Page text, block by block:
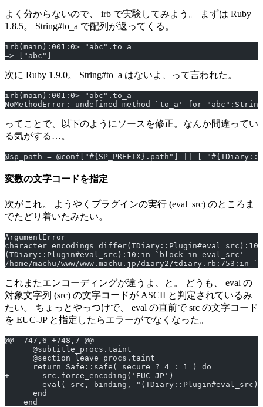
よく分からないので、 irb で実験してみよう。 まずは Ruby
1.8.5。 String#to_a で配列が返ってくる。
irb(main):001:0> "abc".to_a
=> ["abc"]
次に Ruby 1.9.0。 String#to_a はないよ、って言われた。
irb(main):001:0> "abc".to_a
NoMethodError: undefined method `to_a' for "abc":String
ってことで、以下のようにソースを修正。なんか間違ってい
る気がする…。
@sp_path = @conf["#{SP_PREFIX}.path"] || [
変数の文字コードを指定
次がこれ。 ようやくプラグインの実行 (eval_src) のところま
でたどり着いたみたい。
ArgumentError
character encodings
(TDiary::Plugin#eval_src):10:in `block in eval_src'
/home/machu/www/www.machu.jp/diary2/tdiary.rb:753:in
これまたエンコーディングが違うよ、と。 どうも、 eval の
対象文字列 (src) の文字コードが ASCII と判定されているみ
たい。 ちょっとやっつけで、 eval の直前で src の文字コード
を EUC-JP と指定したらエラーがでなくなった。
@@ -747,6 +748,7 @@
      @subtitle_procs.taint
      @section_leave_procs.taint
      return Safe::safe( secure ? 4 : 1 ) do
+       src.force_encoding('EUC-JP')
eval( src, binding,
      end
    end